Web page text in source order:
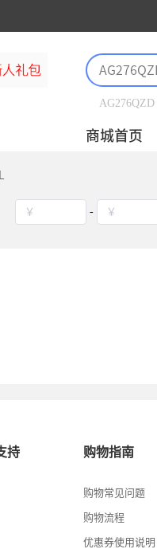
AG276QZD
商城首页
￥ - ￥
持 购物指南
购物常见问题
购物流程
优惠券使用说明